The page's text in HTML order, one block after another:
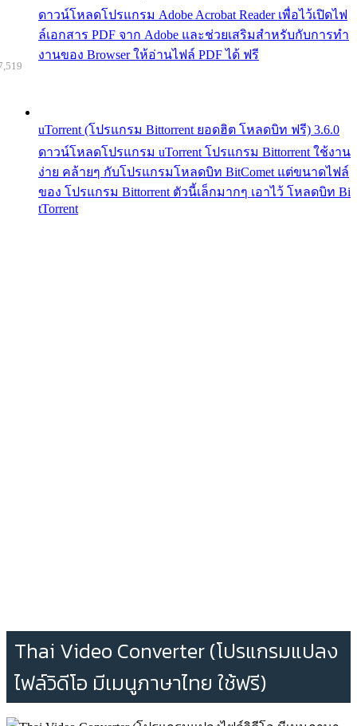
ดาวน์โหลดโปรแกรม Adobe Acrobat Reader เพื่อไว้เปิดไฟ
ล์เอกสาร PDF จาก Adobe และช่วยเสริมสำหรับกับการทำ
งานของ Browser ให้อ่านไฟล์ PDF ได้ ฟรี
uTorrent (โปรแกรม Bittorrent ยอดฮิต โหลดบิท ฟรี) 3.6.0
ดาวน์โหลดโปรแกรม uTorrent โปรแกรม Bittorrent ใช้งาน
ง่าย คล้ายๆ กับโปรแกรมโหลดบิท BitComet แต่ขนาดไฟล์
ของ โปรแกรม Bittorrent ตัวนี้เล็กมากๆ เอาไว้ โหลดบิท Bi
tTorrent
Thai Video Converter (โปรแกรมแปลง
ไฟล์วิดีโอ มีเมนูภาษาไทย ใช้ฟรี)